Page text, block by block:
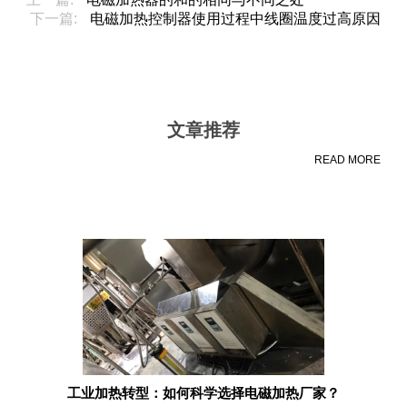
下一篇:
电磁加热控制器使用过程中线圈温度过高原因
文章推荐
READ MORE
工业加热转型：如何科学选择电磁加热厂家？